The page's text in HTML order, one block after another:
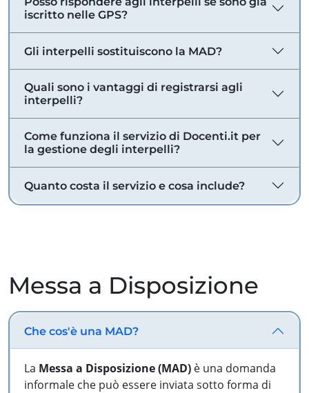
iscritto nelle GPS?
Gli interpelli sostituiscono la MAD?
Quali sono i vantaggi di registrarsi agli
interpelli?
Come funziona il servizio di Docenti.it per
la gestione degli interpelli?
Quanto costa il servizio e cosa include?
Messa a Disposizione
Che cos'è una MAD?
La Messa a Disposizione (MAD) è una domanda
informale che può essere inviata sotto forma di